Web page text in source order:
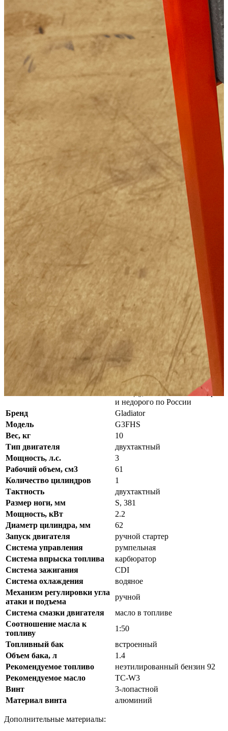
Наличными курьеру
Квитанцией
в любом банке
Характеристики
Описание
Дополнения к товару
Отзывы
Характеристики
Мощность двигателя (л.с.):
Тактность двигателя:2
Масса (кг):10
Тип управления:
румпельное
Тип стартера:ручной
Объём двигателя (куб.см):
61
Число цилиндров двигателя:
Высота транца лодки (мм):
Объём топливного бака (л): 1.4
с гребным винтом
Тип:подвесной
Дополнительные характеристики:Китайские
лодочные моторы
Подробные характеристики
бесплатно в день заказа по
Москве и МО (до 10 км. от
МКАД), максимально быстро
и недорого по России
Бренд
Gladiator
Модель
G3FHS
Вес, кг
10
Тип двигателя
двухтактный
Мощность, л.с.
3
Рабочий объем, см3
61
Количество цилиндров
1
Тактность
двухтактный
Размер ноги, мм
S, 381
Мощность, кВт
2.2
Диаметр цилиндра, мм
62
Запуск двигателя
ручной стартер
Система управления
румпельная
Система впрыска топлива
карбюратор
Система зажигания
CDI
Система охлаждения
водяное
Механизм регулировки угла
атаки и подъема
ручной
Система смазки двигателя
масло в топливе
Соотношение масла к
топливу
1:50
Топливный бак
встроенный
Объем бака, л
1.4
Рекомендуемое топливо
неэтилированный бензин 92
Рекомендуемое масло
TC-W3
Винт
3-лопастной
Материал винта
алюминий
Дополнительные материалы: